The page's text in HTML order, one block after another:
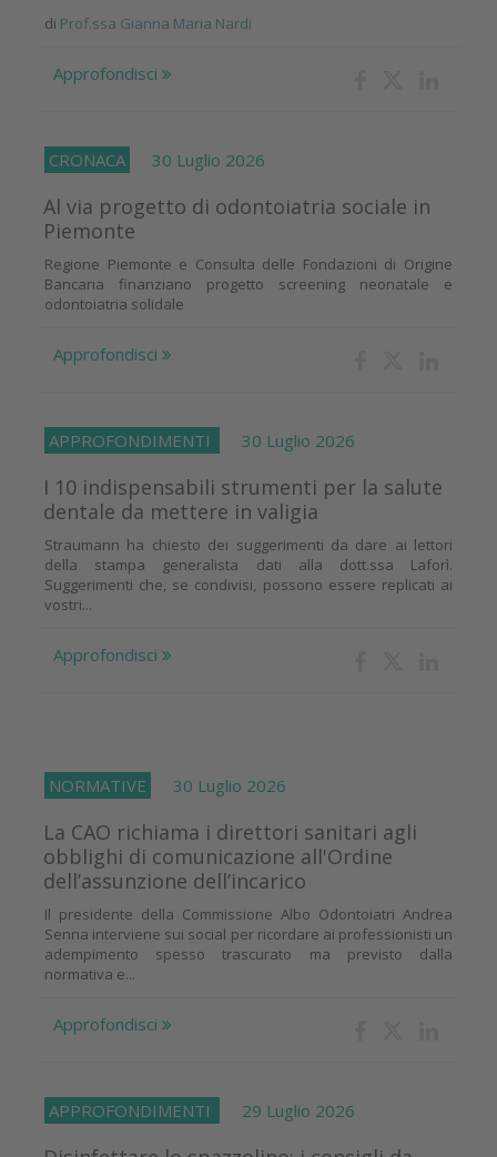
di Prof.ssa Gianna Maria Nardi
Approfondisci
CRONACA 30 Luglio 2026
Al via progetto di odontoiatria sociale in
Piemonte
Regione Piemonte e Consulta delle Fondazioni di Origine
Bancaria finanziano progetto screening neonatale e
odontoiatria solidale
Approfondisci
APPROFONDIMENTI 30 Luglio 2026
I 10 indispensabili strumenti per la salute
dentale da mettere in valigia
Straumann ha chiesto dei suggerimenti da dare ai lettori
della stampa generalista dati alla dott.ssa Laforì.
Suggerimenti che, se condivisi, possono essere replicati ai
vostri...
Approfondisci
NORMATIVE 30 Luglio 2026
La CAO richiama i direttori sanitari agli
obblighi di comunicazione all'Ordine
dell’assunzione dell’incarico
Il presidente della Commissione Albo Odontoiatri Andrea
Senna interviene sui social per ricordare ai professionisti un
adempimento spesso trascurato ma previsto dalla
normativa e...
Approfondisci
APPROFONDIMENTI 29 Luglio 2026